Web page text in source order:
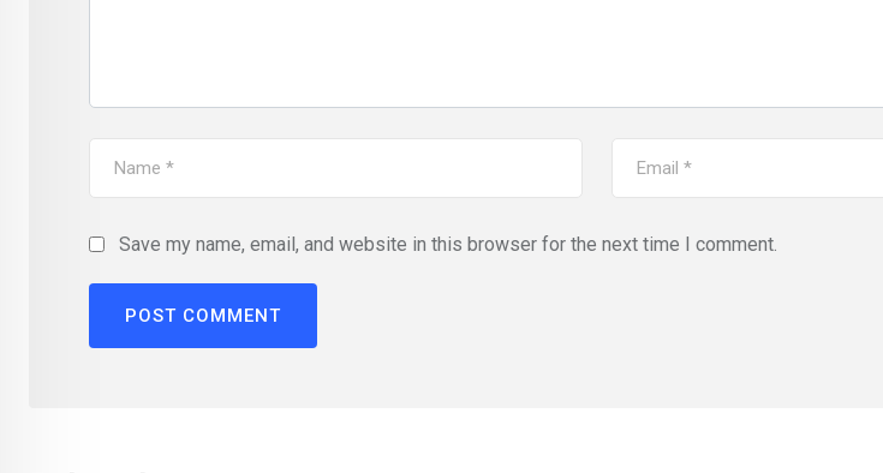
Save my name, email, and website in this browser for the next time I comment.